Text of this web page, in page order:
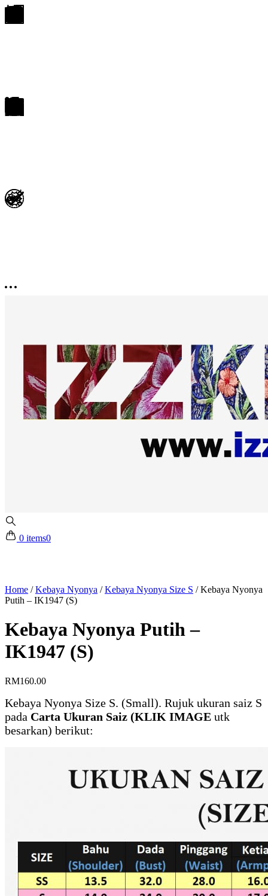
0 items0
Home /Kebaya Nyonya /Kebaya Nyonya Size S /Kebaya Nyonya
Putih – IK1947 (S)
Kebaya Nyonya Putih –
IK1947 (S)
RM160.00
Kebaya Nyonya Size S. (Small). Rujuk ukuran saiz S
pada Carta Ukuran Saiz (KLIK IMAGE utk
besarkan) berikut: